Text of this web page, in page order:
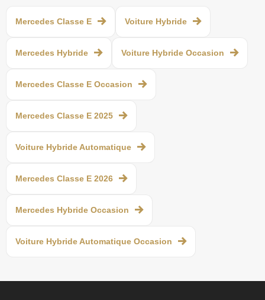
Mercedes Classe E Voiture Hybride
Mercedes Hybride Voiture Hybride Occasion
Mercedes Classe E Occasion
Mercedes Classe E 2025
Voiture Hybride Automatique
Mercedes Classe E 2026
Mercedes Hybride Occasion
Voiture Hybride Automatique Occasion